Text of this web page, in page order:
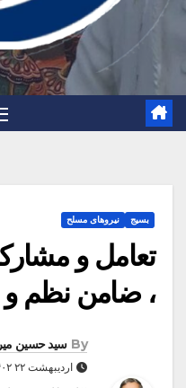
بسیج نیروهای مسلح
تعامل و
، ضامن نظم و
By سید حسین
اردیبهشت ۲۲ ۱۴۰۲